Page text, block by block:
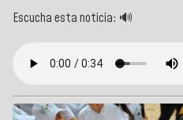
Escucha esta noticia: 🔊